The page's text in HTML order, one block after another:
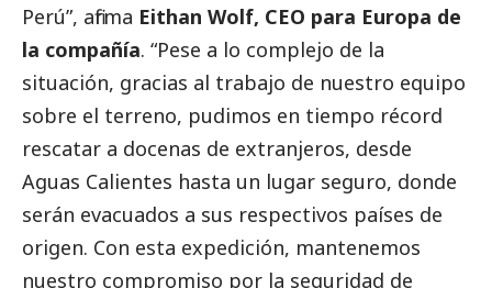
Perú”, afirma Eithan Wolf, CEO para Europa de
la compañía. “Pese a lo complejo de la
situación, gracias al trabajo de nuestro equipo
sobre el terreno, pudimos en tiempo récord
rescatar a docenas de extranjeros, desde
Aguas Calientes hasta un lugar seguro, donde
serán evacuados a sus respectivos países de
origen. Con esta expedición, mantenemos
nuestro compromiso por la seguridad de